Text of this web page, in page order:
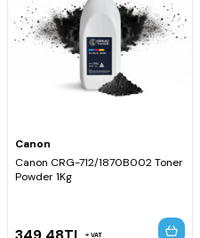
Canon
Canon CRG-712/1870B002 Toner
Powder 1Kg
VAT